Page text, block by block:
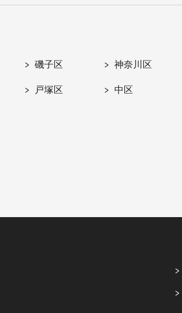
磯子区 神奈川区
戸塚区 中区